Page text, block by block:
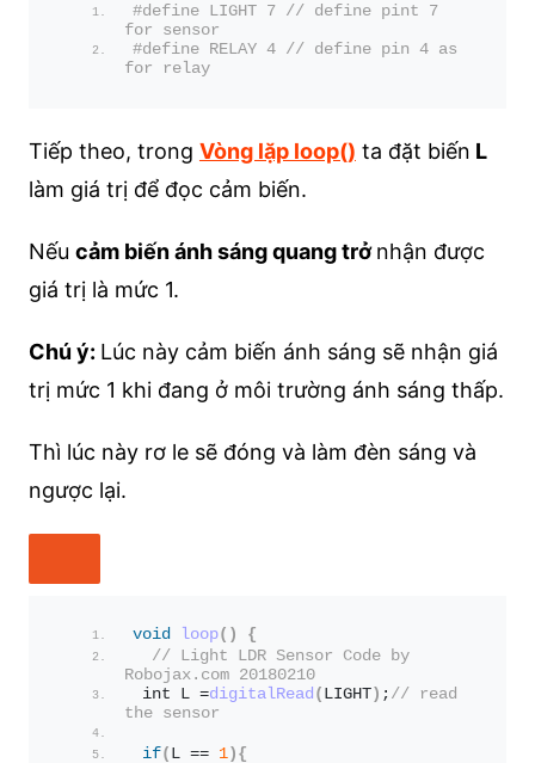
#define LIGHT 7 // define pint 7
for sensor
#define RELAY 4 // define pin 4 as
for relay
Tiếp theo, trong Vòng lặp loop() ta đặt biến L
làm giá trị để đọc cảm biến.
Nếu cảm biến ánh sáng quang trởnhận được
giá trị là mức 1.
Chú ý: Lúc này cảm biến ánh sáng sẽ nhận giá
trị mức 1 khi đang ở môi trường ánh sáng thấp.
Thì lúc này rơ le sẽ đóng và làm đèn sáng và
ngược lại.
void loop()
{
// Light LDR Sensor Code by
Robojax.com 20180210
int L =digitalRead ( LIGHT) ; // read
the sensor
if( L == 1){